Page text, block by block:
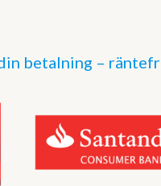
betalning –